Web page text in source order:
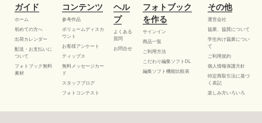
ガイド
ホーム
初めての方へ
出荷カレンダー
配送・お支払いに
ついて
フォトブック無料
素材
コンテンツ
参考作品
ボリュームディスカ
ウント
お客様アンケート
ティップス
無料メッセージカー
ド
スタッフブログ
フォトコンテスト
ヘル
プ
よくある
質問
お問合せ
フォトブック
を作る
サインイン
商品一覧
ご利用方法
こだわり編集ソフトDL
編集ソフト機能比較表
その他
運営会社
協業、協賛について
学生向け協業につい
て
ご利用規約
個人情報保護方針
特定商取引法に基づ
く表記
楽しみ方いろいろ